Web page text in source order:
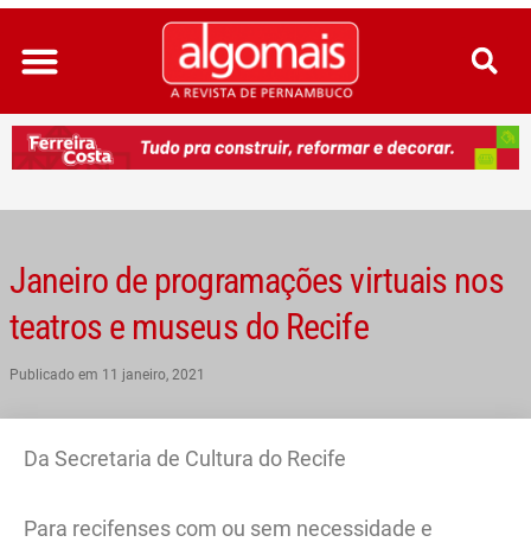
Ir
para
conteúdo
Janeiro de programações virtuais nos
teatros e museus do Recife
Publicado em 11 janeiro, 2021
Da Secretaria de Cultura do Recife
Para recifenses com ou sem necessidade e